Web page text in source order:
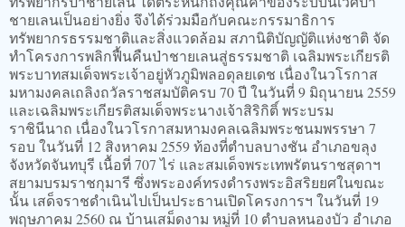
ชายเลนเป็นอย่างยิ่ง จึงได้ร่วมมือกับคณะกรรมาธิการ
ทรัพยากรธรรมชาติและสิ่งแวดล้อม สภานิติบัญญัติแห่งชาติ จัด
ทำโครงการพลิกฟื้นคืนป่าชายเลนสู่ธรรมชาติ เฉลิมพระเกียรติ
พระบาทสมเด็จพระเจ้าอยู่หัวภูมิพลอดุลยเดช เนื่องในวโรกาส
มหามงคลเถลิงถวัลราชสมบัติครบ 70 ปี ในวันที่ 9 มิถุนายน 2559
และเฉลิมพระเกียรติสมเด็จพระนางเจ้าสิริกิติ์ พระบรม
ราชินีนาถ เนื่องในวโรกาสมหามงคลเฉลิมพระชนมพรรษา 7
รอบ ในวันที่ 12 สิงหาคม 2559 ท้องที่ตำบลบางชัน อำเภอขลุง
จังหวัดจันทบุรี เนื้อที่ 707 ไร่ และสมเด็จพระเทพรัตนราชสุดาฯ
สยามบรมราชกุมารี ซึ่งพระองค์ทรงดำรงพระอิสริยยศในขณะ
นั้น เสด็จราชดำเนินไปเป็นประธานเปิดโครงการฯ ในวันที่ 19
พฤษภาคม 2560 ณ บ้านเสม็ดงาม หมู่ที่ 10 ตำบลหนองบัว อำเภอ